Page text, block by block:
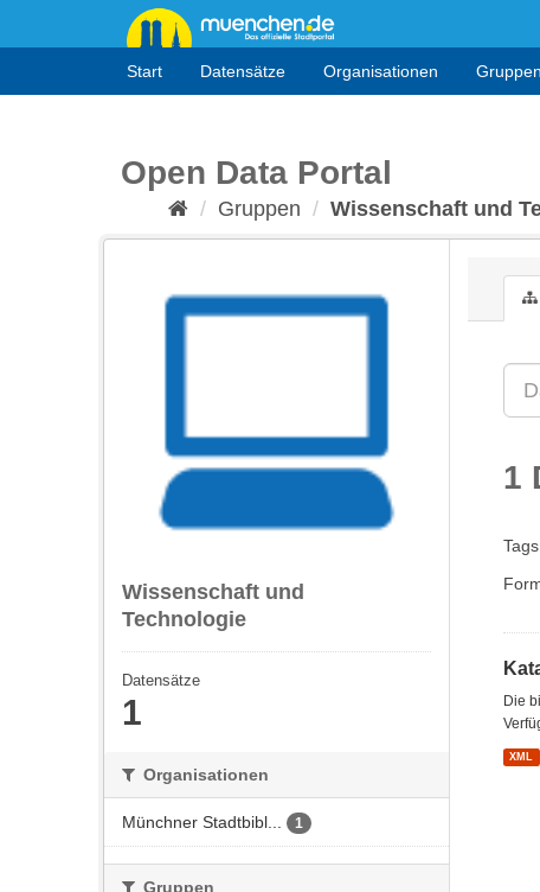
Start Datensätze Organisationen Gruppen
Open Data Portal
Gruppen Wissenschaft und
Wissenschaft und
Technologie
Datensätze
1
Organisationen
Münchner Stadtbibl... 1
Gruppen
1
Die
XML